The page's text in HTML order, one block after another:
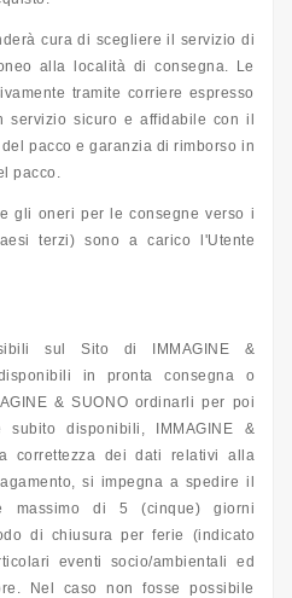
cura di scegliere il servizio di
alla località di consegna. Le
tramite corriere espresso
sicuro e affidabile con il
pacco e garanzia di rimborso in
pacco.
gli oneri per le consegne verso i
terzi) sono a carico l'Utente
sul Sito di IMMAGINE &
in pronta consegna o
& SUONO ordinarli per poi
disponibili, IMMAGINE &
correttezza dei dati relativi alla
si impegna a spedire il
massimo di 5 (cinque) giorni
di chiusura per ferie (indicato
eventi socio/ambientali ed
Nel caso non fosse possibile